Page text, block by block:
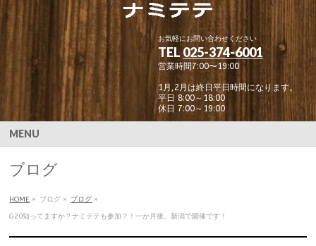
お気軽にお問い合わせください
TEL 025-374-6001
営業時間7:00〜19:00
1月,2月は終日平日時間になります。
平日 8:00～18:00
休日 7:00～19:00
MENU
ブログ
HOME » ブログ » ブログ »
G20知ってますか？ナミテテも参加？！一か月後、新潟で開催です！